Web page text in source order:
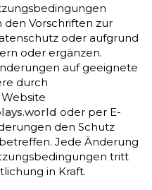
Vorschriften zur
oder aufgrund
oder ergänzen.
auf geeignete
durch
oder per E-
den Schutz
Jede Änderung
tritt
in Kraft.